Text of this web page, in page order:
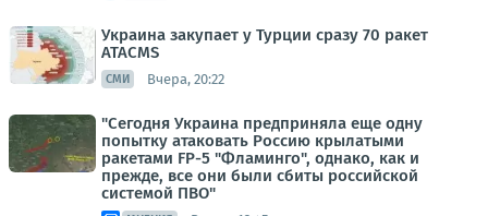
Украина закупает у Турции сразу 70 ракет
ATACMS
СМИ Вчера, 20:22
"Сегодня Украина предприняла еще одну
попытку атаковать Россию крылатыми
ракетами FP-5 "Фламинго", однако, как и
прежде, все они были сбиты российской
системой ПВО"